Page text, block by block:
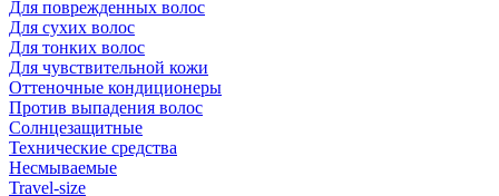
Для поврежденных волос
Для сухих волос
Для тонких волос
Для чувствительной кожи
Оттеночные кондиционеры
Против выпадения волос
Солнцезащитные
Технические средства
Несмываемые
Travel-size